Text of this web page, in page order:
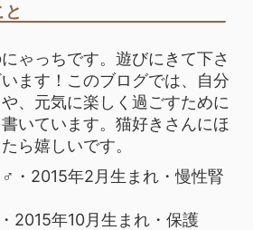
ゃっちです。遊びにきて下さ
ます！このブログでは、自分
、元気に楽しく過ごすために
いています。猫好きさんにほ
ら嬉しいです。
・2015年2月生まれ・慢性腎
2015年10月生まれ・保護